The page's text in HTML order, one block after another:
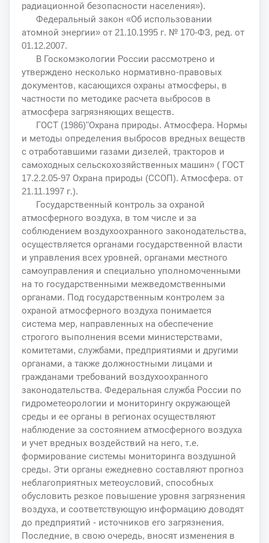
радиационной безопасности населения»).
Федеральный закон «Об использовании
атомной энергии» от 21.10.1995 г. № 170-ФЗ, ред. от
01.12.2007.
В Госкомэкологии России рассмотрено и
утверждено несколько нормативно-правовых
документов, касающихся охраны атмосферы, в
частности по методике расчета выбросов в
атмосфера загрязняющих веществ.
ГОСТ (1986)"Охрана природы. Атмосфера. Нормы
и методы определения выбросов вредных веществ
с отработавшими газами дизелей, тракторов и
самоходных сельскохозяйственных машин» ( ГОСТ
17.2.2.05-97 Охрана природы (ССОП). Атмосфера. от
21.11.1997 г.).
Государственный контроль за охраной
атмосферного воздуха, в том числе и за
соблюдением воздухоохранного законодательства,
осуществляется органами государственной власти
и управления всех уровней, органами местного
самоуправления и специально уполномоченными
на то государственными межведомственными
органами. Под государственным контролем за
охраной атмосферного воздуха понимается
система мер, направленных на обеспечение
строгого выполнения всеми министерствами,
комитетами, службами, предприятиями и другими
органами, а также должностными лицами и
гражданами требований воздухоохранного
законодательства. Федеральная служба России по
гидрометеорологии и мониторингу окружающей
среды и ее органы в регионах осуществляют
наблюдение за состоянием атмосферного воздуха
и учет вредных воздействий на него, т.е.
формирование системы мониторинга воздушной
среды. Эти органы ежедневно составляют прогноз
неблагоприятных метеоусловий, способных
обусловить резкое повышение уровня загрязнения
воздуха, и соответствующую информацию доводят
до предприятий - источников его загрязнения.
Последние, в свою очередь, вносят изменения в